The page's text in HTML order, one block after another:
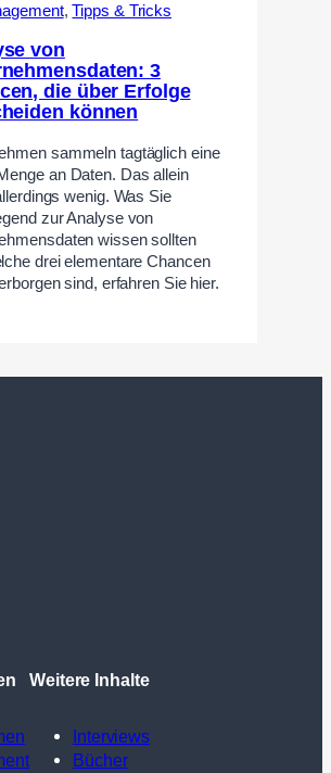
,Tipps & Tricks
von
3
die über Erfolge
können
sammeln tagtäglich eine
an Daten. Das allein
wenig. Was Sie
zur Analyse von
wissen sollten
drei elementare Chancen
sind, erfahren Sie hier.
Weitere Inhalte
Interviews
Bücher